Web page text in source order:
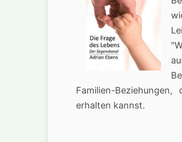
Familien-
erhalten kannst.